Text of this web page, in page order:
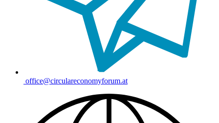
office@circulareconomyforum.at